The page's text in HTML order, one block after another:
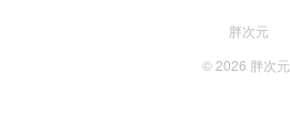
胖次元
© 2026 胖次元